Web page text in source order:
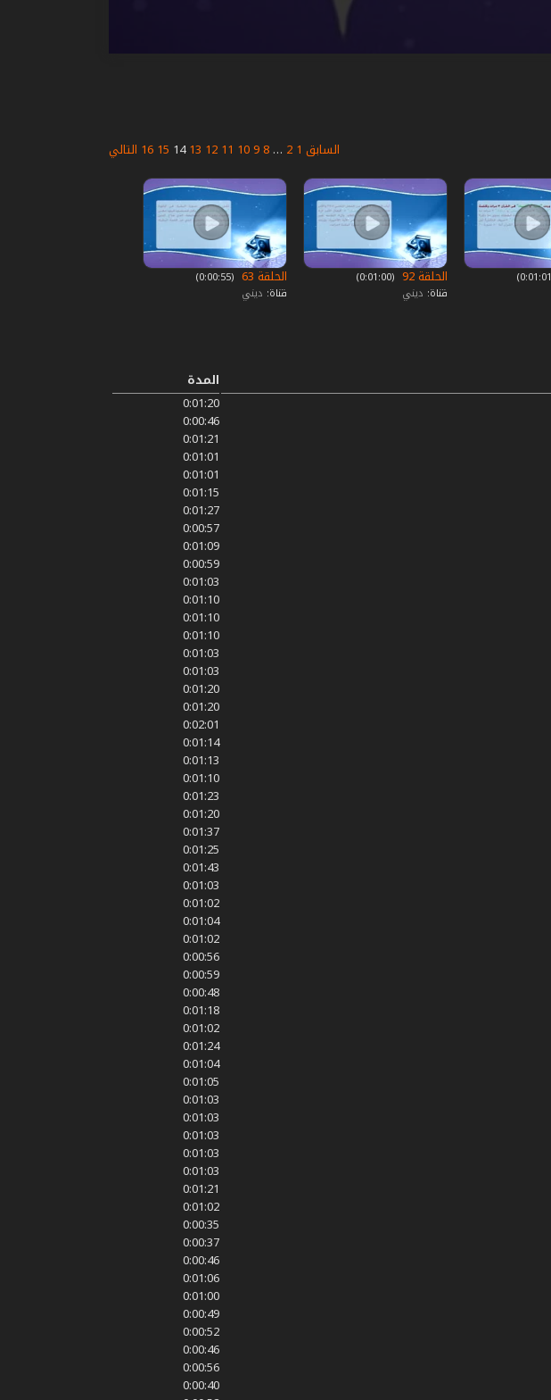
السابق 1
2
…
8
9
10
11
12
13
14
15
16 التالي
الحلقة 92
‏ (0:01:00)
قناة: ديني
الحلقة 63
‏ (0:00:55)
قناة: ديني
المدة
0:01:20
0:00:46
0:01:21
0:01:01
0:01:01
0:01:15
0:01:27
0:00:57
0:01:09
0:00:59
0:01:03
0:01:10
0:01:10
0:01:10
0:01:03
0:01:03
0:01:20
0:01:20
0:02:01
0:01:14
0:01:13
0:01:10
0:01:23
0:01:20
0:01:37
0:01:25
0:01:43
0:01:03
0:01:02
0:01:04
0:01:02
0:00:56
0:00:59
0:00:48
0:01:18
0:01:02
0:01:24
0:01:04
0:01:05
0:01:03
0:01:03
0:01:03
0:01:03
0:01:03
0:01:21
0:01:02
0:00:35
0:00:37
0:00:46
0:01:06
0:01:00
0:00:49
0:00:52
0:00:46
0:00:56
0:00:40